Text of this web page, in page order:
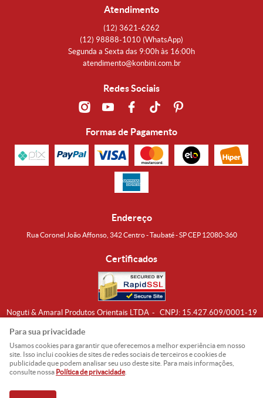
Atendimento
(12) 3621-6262
(12) 98888-1010 (WhatsApp)
Segunda a Sexta das 9:00h às 16:00h
atendimento@konbini.com.br
Redes Sociais
Formas de Pagamento
Endereço
Rua Coronel João Affonso, 342 Centro - Taubaté - SP CEP 12080-360
Certificados
Noguti & Amaral Produtos Orientais LTDA CNPJ: 15.427.609/0001-19
Para sua privacidade
Usamos cookies para garantir que oferecemos a melhor experiência em nosso
site. Isso inclui cookies de sites de redes sociais de terceiros e cookies de
publicidade que podem analisar seu uso deste site. Para mais informações,
consulte nossa Política de privacidade.